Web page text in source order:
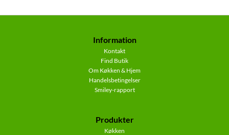
Information
Kontakt
Find Butik
Om Køkken & Hjem
Handelsbetingelser
Smiley-rapport
Produkter
Køkken